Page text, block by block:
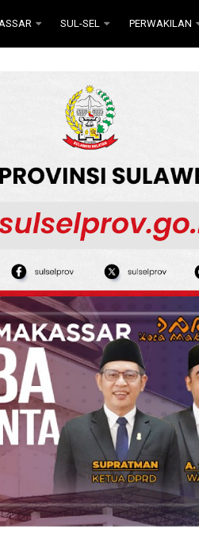
SUL-SEL PERWAKILAN